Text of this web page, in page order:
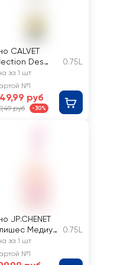
CALVET
Des
Бордо
сухое
0.75L
за 1 шт
№1
руб
руб -30%
JP.CHENET
Медиум
розовое
0.75L
за 1 шт
№1